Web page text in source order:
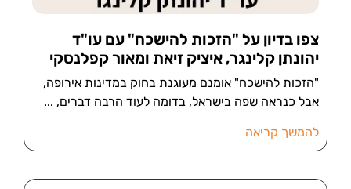
צפו בדיון על "הזכות להישכח" עם עו"ד
יהונתן קלינגר, איציק זיאת ומאור קפלנסקי
"הזכות להישכח" אומנם מעוגנת בחוק במדינות אירופה,
אבל כנראה שפה בישראל, בדומה לעוד הרבה דברים,
להמשך קריאה